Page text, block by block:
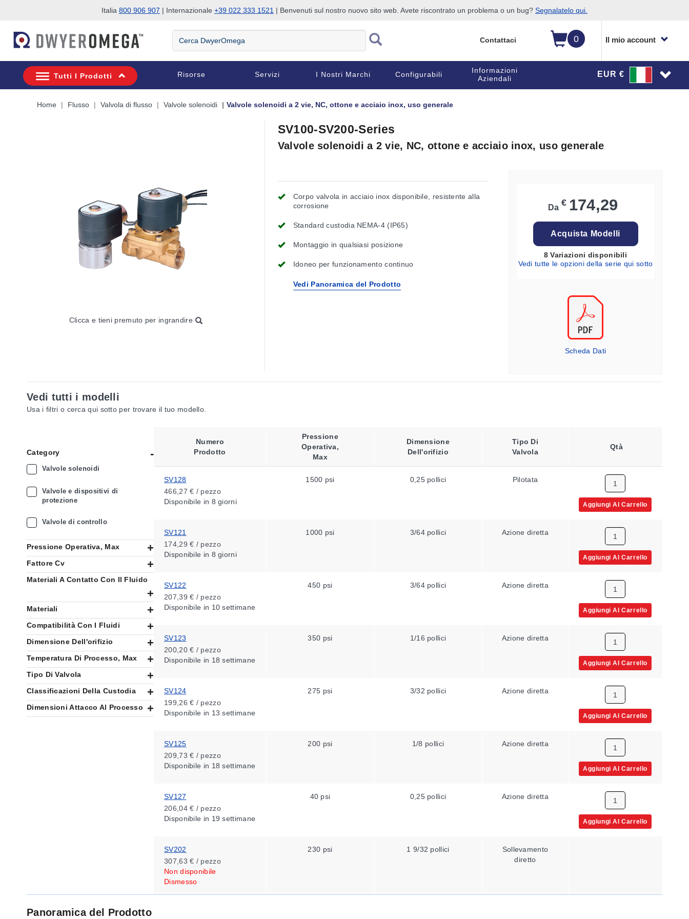
Italia 800 906 907 | Internazionale +39 022 333 1521 | Benvenuti sul nostro nuovo sito web. Avete riscontrato un problema o un bug? Segnalatelo qui.
0 Il mio account
Cerca
DwyerOmega
Contattaci
Tutti I Prodotti Risorse Servizi I Nostri Marchi Configurabili
Informazioni
Aziendali
EUR €
Home Flusso Valvola di flusso Valvole solenoidi Valvole solenoidi a 2 vie, NC, ottone e acciaio inox, uso generale
Clicca e tieni premuto per ingrandire
SV100-SV200-Series
Valvole solenoidi a 2 vie, NC, ottone e acciaio inox, uso generale
Corpo valvola in acciaio inox disponibile, resistente alla
corrosione
Standard custodia NEMA-4 (IP65)
Montaggio in qualsiasi posizione
Idoneo per funzionamento continuo
Vedi Panoramica del Prodotto
Da € 174,29
Acquista Modelli
8 Variazioni disponibili
Vedi tutte le opzioni della serie qui sotto
Scheda Dati
Vedi tutti i modelli
Usa i filtri o cerca qui sotto per trovare il tuo modello.
Category
Valvole solenoidi
Valvole e dispositivi di
protezione
Valvole di controllo
Pressione Operativa, Max
Fattore Cv
Materiali A Contatto Con Il Fluido
Materiali
Compatibilità Con I Fluidi
Dimensione Dell'orifizio
Temperatura Di Processo, Max
Tipo Di Valvola
Classificazioni Della Custodia
Dimensioni Attacco Al Processo
Numero
Prodotto
Pressione
Operativa,
Max
Dimensione
Dell'orifizio
Tipo Di
Valvola
Qtà
SV128
466,27 € / pezzo
Disponibile in 8 giorni
1500 psi 0,25 pollici Pilotata
Aggiungi Al Carrello
SV121
174,29 € / pezzo
Disponibile in 8 giorni
1000 psi 3/64 pollici Azione diretta
Aggiungi Al Carrello
SV122
207,39 € / pezzo
Disponibile in 10 settimane
450 psi 3/64 pollici Azione diretta
Aggiungi Al Carrello
SV123
200,20 € / pezzo
Disponibile in 18 settimane
350 psi 1/16 pollici Azione diretta
Aggiungi Al Carrello
SV124
199,26 € / pezzo
Disponibile in 13 settimane
275 psi 3/32 pollici Azione diretta
Aggiungi Al Carrello
SV125
209,73 € / pezzo
Disponibile in 18 settimane
200 psi 1/8 pollici Azione diretta
Aggiungi Al Carrello
SV127
206,04 € / pezzo
Disponibile in 19 settimane
40 psi 0,25 pollici Azione diretta
Aggiungi Al Carrello
SV202
307,63 € / pezzo
Non disponibile
Dismesso
230 psi 1 9/32 pollici
Sollevamento
diretto
Panoramica del Prodotto